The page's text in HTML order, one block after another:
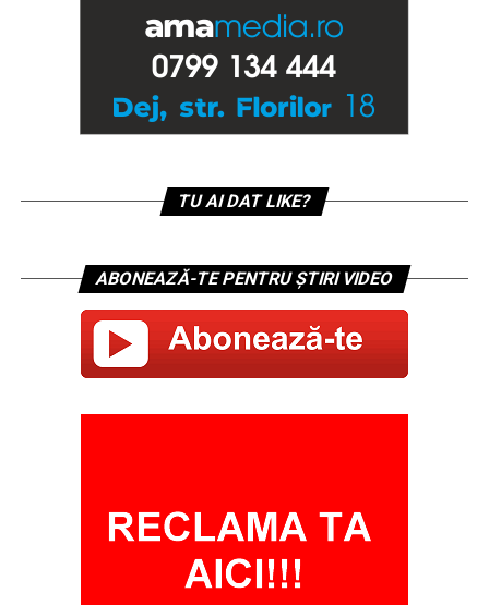
TU AI DAT LIKE?
ABONEAZĂ-TE PENTRU ȘTIRI VIDEO